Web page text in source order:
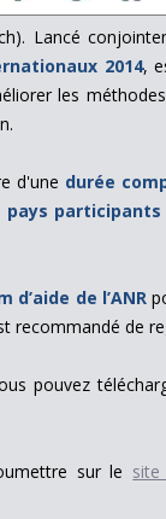
Lancé
2014,
les
d'une durée
de l’ANR
recommandé de
pouvez
sur le